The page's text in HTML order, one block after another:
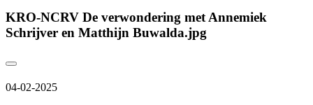
KRO-NCRV De verwondering met Annemiek
Schrijver en Matthijn Buwalda.jpg
04-02-2025